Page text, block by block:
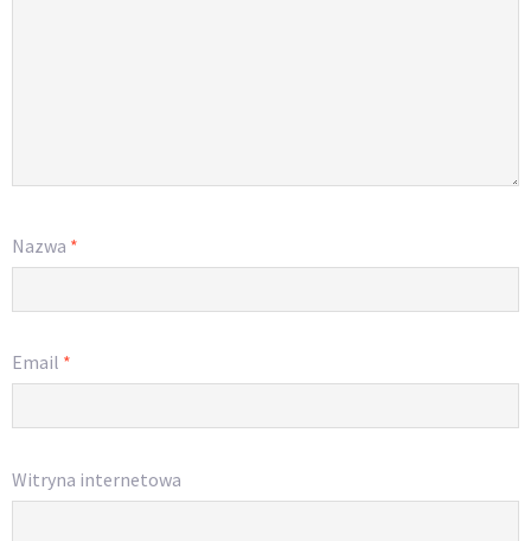
Nazwa *
Email *
Witryna internetowa